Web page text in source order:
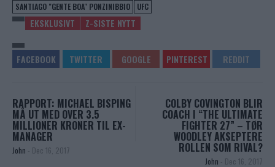
SANTIAGO "GENTE BOA" PONZINIBBIO
UFC
EKSKLUSIVT Z-SISTE NYTT
RAPPORT: MICHAEL BISPING
MÅ UT MED OVER 3.5
MILLIONER KRONER TIL EX-
MANAGER
John - Dec 16, 2017
COLBY COVINGTON BLIR
COACH I “THE ULTIMATE
FIGHTER 27” – TØR
WOODLEY AKSEPTERE
ROLLEN SOM RIVAL?
John - Dec 16, 2017